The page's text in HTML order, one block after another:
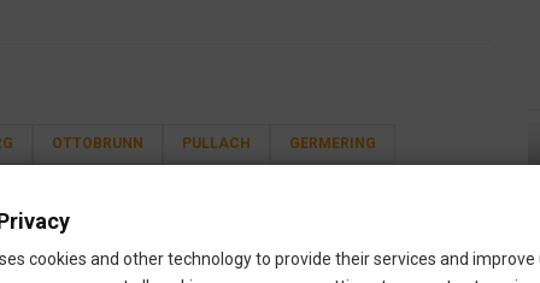
OTTOBRUNN PULLACH GERMERING
Németországban
cookies and other technology to provide their services and improve